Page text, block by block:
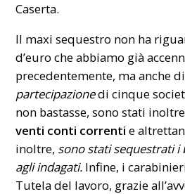
Caserta.
Il maxi sequestro non ha
d’euro che abbiamo già
precedentemente, ma anche di
partecipazionedi cinque
non bastasse, sono stati
venti conti correnti e
inoltre, sono stati sequestrati
agli indagati. Infine, i
Tutela del lavoro, grazie